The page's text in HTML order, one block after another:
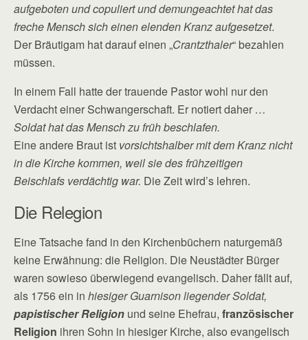
aufgeboten und copuliert und demungeachtet hat das
freche Mensch sich einen elenden Kranz aufgesetzet.
Der Bräutigam hat darauf einen „Crantzthaler“ bezahlen
müssen.
In einem Fall hatte der trauende Pastor wohl nur den
Verdacht einer Schwangerschaft. Er notiert daher …
Soldat hat das Mensch zu früh beschlafen.
Eine andere Braut ist vorsichtshalber mit dem Kranz nicht
in die Kirche kommen, weil sie des frühzeitigen
Beischlafs verdächtig war. Die Zeit wird’s lehren.
Die Relegion
Eine Tatsache fand in den Kirchenbüchern naturgemäß
keine Erwähnung: die Religion. Die Neustädter Bürger
waren sowieso überwiegend evangelisch. Daher fällt auf,
als 1756 ein in hiesiger Guarnison liegender Soldat,
papistischer Religion und seine Ehefrau, französischer
Religion ihren Sohn in hiesiger Kirche, also evangelisch